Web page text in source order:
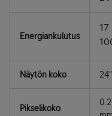
Energiankulutus
17
Näytön koko 24"
Pikselikoko